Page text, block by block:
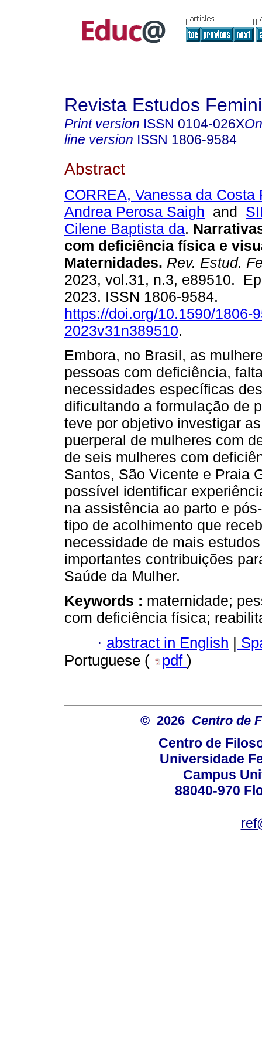
Revista Estudos
Print version ISSN 0104-026X
line version ISSN 1806-9584
Abstract
CORREA, Vanessa da Costa
Andrea Perosa Saigh and
Cilene Baptista da.
com deficiência física e
Maternidades. Rev. Estud.
2023, vol.31, n.3, e89510.
2023. ISSN 1806-9584.
https://doi.org/10.1590/1806-
2023v31n389510.
Embora, no Brasil, as
pessoas com deficiência,
necessidades específicas
dificultando a formulação de
teve por objetivo investigar
puerperal de mulheres com
de seis mulheres com
Santos, São Vicente e Praia
possível identificar
na assistência ao parto e
tipo de acolhimento que
necessidade de mais
importantes contribuições
Saúde da Mulher.
Keywords : maternidade;
com deficiência física;
· abstract in English |
Portuguese (
pdf )
© 2026 Centro de
Centro de
Universidade
Campus
88040-970